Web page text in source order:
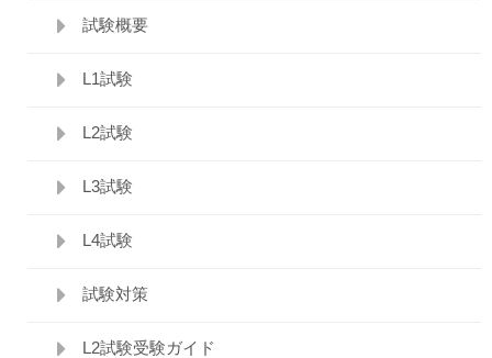
試験概要
L1試験
L2試験
L3試験
L4試験
試験対策
L2試験受験ガイド